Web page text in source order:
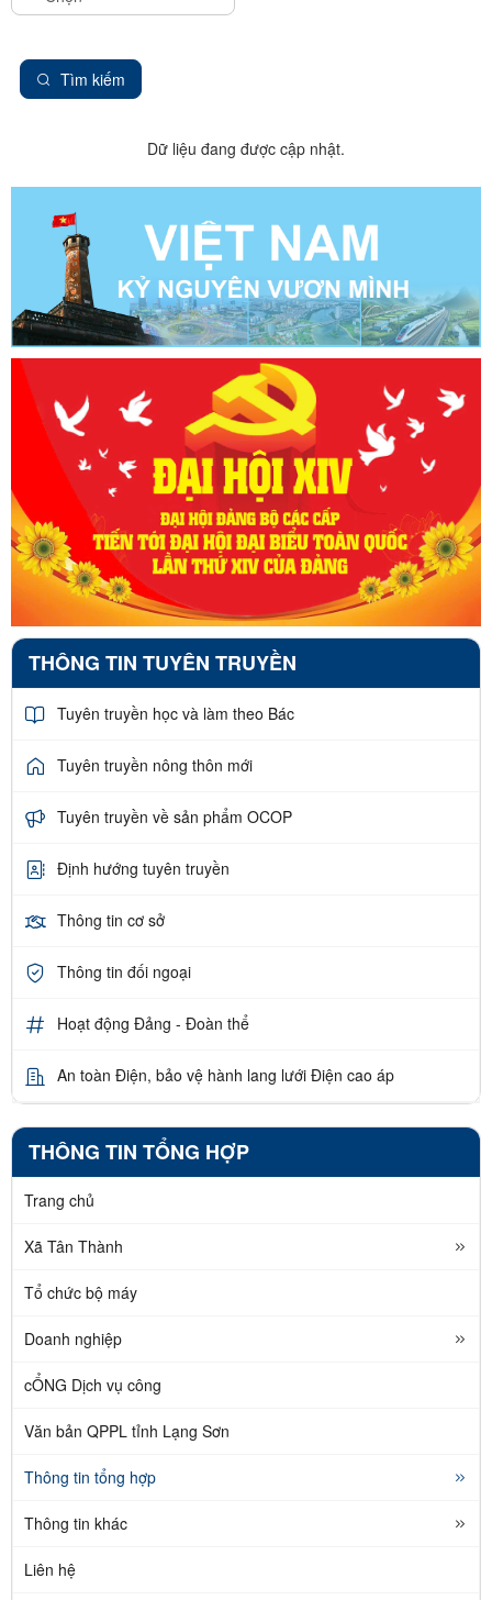
Tìm kiếm
Dữ liệu đang được cập nhật.
THÔNG TIN TUYÊN TRUYỀN
Tuyên truyền học và làm theo Bác
Tuyên truyền nông thôn mới
Tuyên truyền về sản phẩm OCOP
Định hướng tuyên truyền
Thông tin cơ sở
Thông tin đối ngoại
Hoạt động Đảng - Đoàn thể
An toàn Điện, bảo vệ hành lang lưới Điện cao áp
THÔNG TIN TỔNG HỢP
Trang chủ
Xã Tân Thành
Tổ chức bộ máy
Doanh nghiệp
cỔNG Dịch vụ công
Văn bản QPPL tỉnh Lạng Sơn
Thông tin tổng hợp
Thông tin khác
Liên hệ